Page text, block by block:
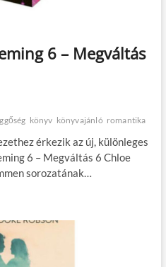
6 – Megváltás
könyv könyvajánló romantika
érkezik az új, különleges
6 – Megváltás 6 Chloe
sorozatának…